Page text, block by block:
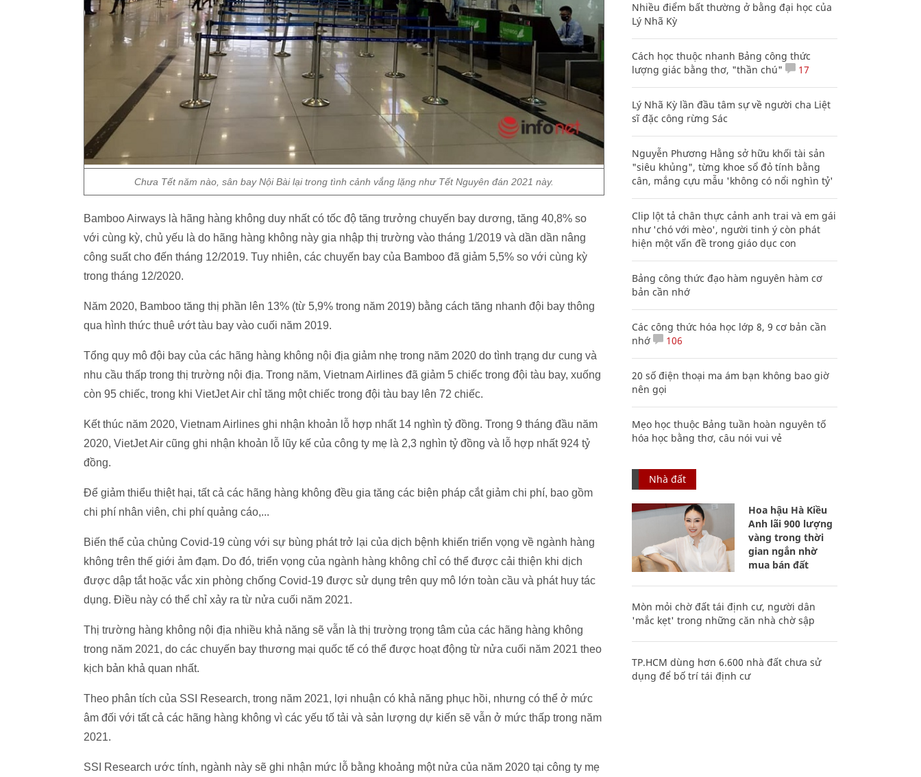
Chưa Tết năm nào, sân bay Nội Bài lại trong tình cảnh vắng lặng như Tết Nguyên đán 2021 này.
Bamboo Airways là hãng hàng không duy nhất có tốc độ tăng trưởng chuyến bay dương, tăng 40,8% so
với cùng kỳ, chủ yếu là do hãng hàng không này gia nhập thị trường vào tháng 1/2019 và dần dần nâng
công suất cho đến tháng 12/2019. Tuy nhiên, các chuyến bay của Bamboo đã giảm 5,5% so với cùng kỳ
trong tháng 12/2020.
Năm 2020, Bamboo tăng thị phần lên 13% (từ 5,9% trong năm 2019) bằng cách tăng nhanh đội bay thông
qua hình thức thuê ướt tàu bay vào cuối năm 2019.
Tổng quy mô đội bay của các hãng hàng không nội địa giảm nhẹ trong năm 2020 do tình trạng dư cung và
nhu cầu thấp trong thị trường nội địa. Trong năm, Vietnam Airlines đã giảm 5 chiếc trong đội tàu bay, xuống
còn 95 chiếc, trong khi VietJet Air chỉ tăng một chiếc trong đội tàu bay lên 72 chiếc.
Kết thúc năm 2020, Vietnam Airlines ghi nhận khoản lỗ hợp nhất 14 nghìn tỷ đồng. Trong 9 tháng đầu năm
2020, VietJet Air cũng ghi nhận khoản lỗ lũy kế của công ty mẹ là 2,3 nghìn tỷ đồng và lỗ hợp nhất 924 tỷ
đồng.
Để giảm thiểu thiệt hại, tất cả các hãng hàng không đều gia tăng các biện pháp cắt giảm chi phí, bao gồm
chi phí nhân viên, chi phí quảng cáo,...
Biến thể của chủng Covid-19 cùng với sự bùng phát trở lại của dịch bệnh khiến triển vọng về ngành hàng
không trên thế giới ảm đạm. Do đó, triển vọng của ngành hàng không chỉ có thể được cải thiện khi dịch
được dập tắt hoặc vắc xin phòng chống Covid-19 được sử dụng trên quy mô lớn toàn cầu và phát huy tác
dụng. Điều này có thể chỉ xảy ra từ nửa cuối năm 2021.
Thị trường hàng không nội địa nhiều khả năng sẽ vẫn là thị trường trọng tâm của các hãng hàng không
trong năm 2021, do các chuyến bay thương mại quốc tế có thể được hoạt động từ nửa cuối năm 2021 theo
kịch bản khả quan nhất.
Theo phân tích của SSI Research, trong năm 2021, lợi nhuận có khả năng phục hồi, nhưng có thể ở mức
âm đối với tất cả các hãng hàng không vì các yếu tố tải và sản lượng dự kiến sẽ vẫn ở mức thấp trong năm
2021.
SSI Research ước tính, ngành này sẽ ghi nhận mức lỗ bằng khoảng một nửa của năm 2020 tại công ty mẹ
Nhiều điểm bất thường ở bằng đại học của
Lý Nhã Kỳ
Cách học thuộc nhanh Bảng công thức
lượng giác bằng thơ, "thần chú"
17
Lý Nhã Kỳ lần đầu tâm sự về người cha Liệt
sĩ đặc công rừng Sác
Nguyễn Phương Hằng sở hữu khối tài sản
"siêu khủng", từng khoe sổ đỏ tính bằng
cân, mắng cựu mẫu 'không có nổi nghìn tỷ'
Clip lột tả chân thực cảnh anh trai và em gái
như 'chó với mèo', người tinh ý còn phát
hiện một vấn đề trong giáo dục con
Bảng công thức đạo hàm nguyên hàm cơ
bản cần nhớ
Các công thức hóa học lớp 8, 9 cơ bản cần
nhớ
106
20 số điện thoại ma ám bạn không bao giờ
nên gọi
Mẹo học thuộc Bảng tuần hoàn nguyên tố
hóa học bằng thơ, câu nói vui vẻ
Nhà đất
Hoa hậu Hà Kiều
Anh lãi 900 lượng
vàng trong thời
gian ngắn nhờ
mua bán đất
Mòn mỏi chờ đất tái định cư, người dân
'mắc kẹt' trong những căn nhà chờ sập
TP.HCM dùng hơn 6.600 nhà đất chưa sử
dụng để bố trí tái định cư